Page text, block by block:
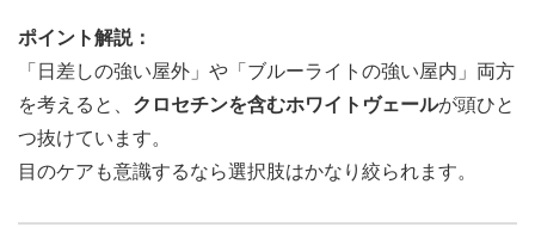
ポイント解説：
「日差しの強い屋外」や「ブルーライトの強い屋内」両方
を考えると、 クロセチンを含むホワイトヴェールが頭ひと
つ抜けています。
目のケアも意識するなら選択肢はかなり絞られます。